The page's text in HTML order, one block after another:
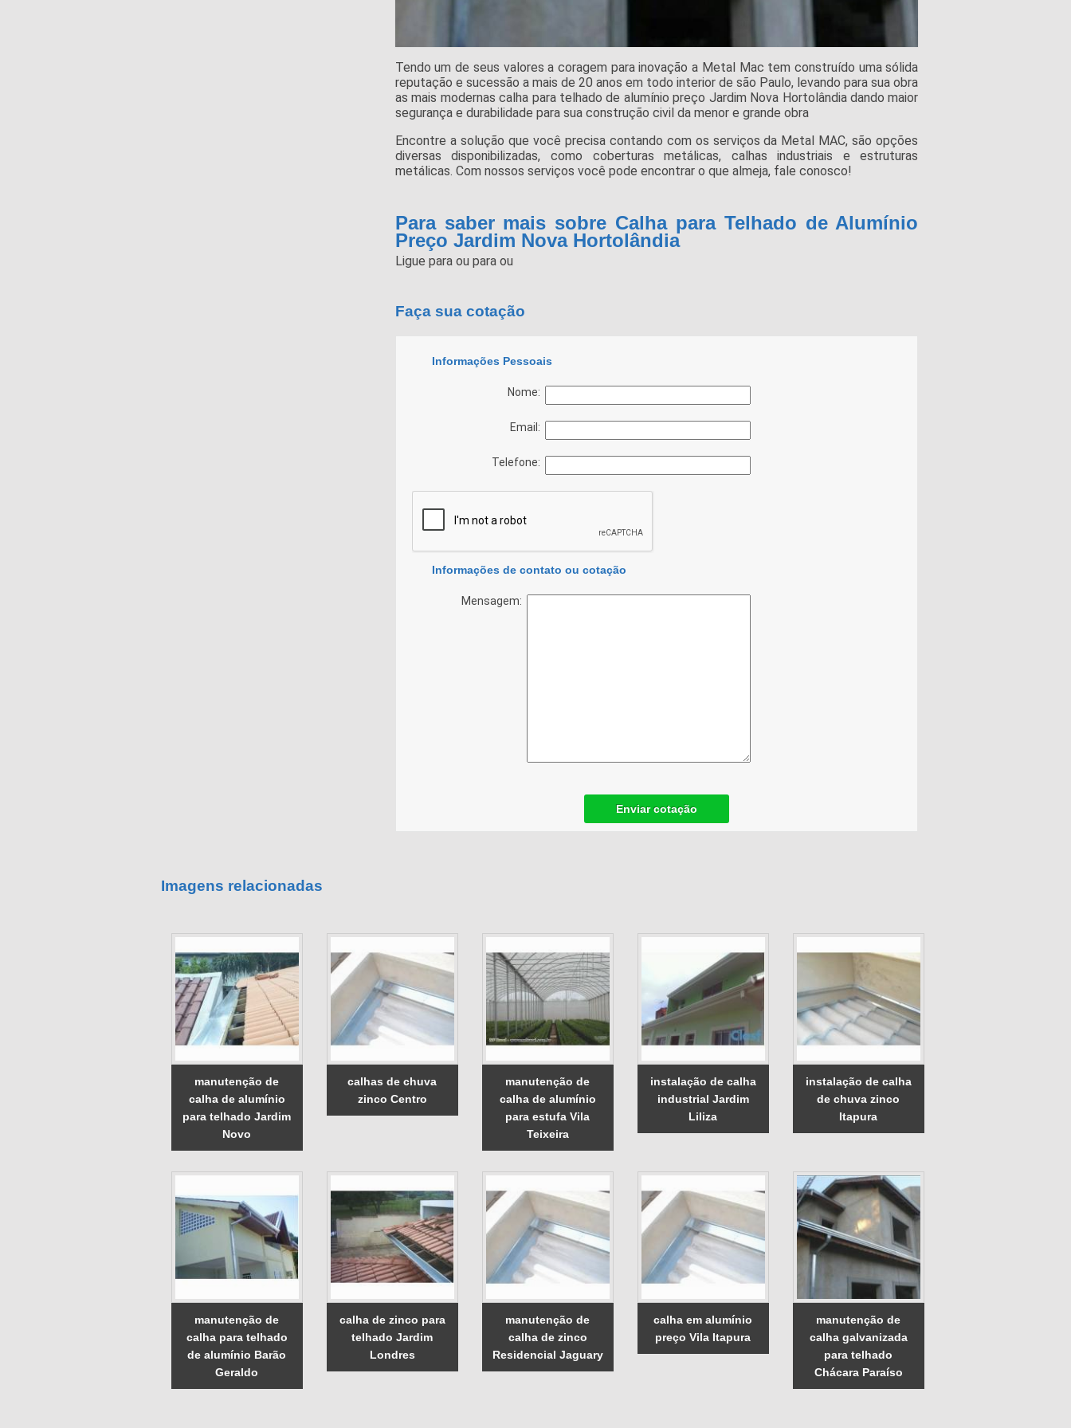
Tendo um de seus valores a coragem para inovação a Metal Mac tem construído uma sólida
reputação e sucessão a mais de 20 anos em todo interior de são Paulo, levando para sua obra
as mais modernas calha para telhado de alumínio preço Jardim Nova Hortolândia dando maior
segurança e durabilidade para sua construção civil da menor e grande obra
Encontre a solução que você precisa contando com os serviços da Metal MAC, são opções
diversas disponibilizadas, como coberturas metálicas, calhas industriais e estruturas
metálicas. Com nossos serviços você pode encontrar o que almeja, fale conosco!
Para saber mais sobre Calha para Telhado de Alumínio
Preço Jardim Nova Hortolândia
Ligue para ou para ou
Faça sua cotação
Informações Pessoais
Nome:
Email:
Telefone:
Informações de contato ou cotação
Mensagem:
Enviar cotação
Imagens relacionadas
manutenção de
calha de alumínio
para telhado Jardim
Novo
calhas de chuva
zinco Centro
manutenção de
calha de alumínio
para estufa Vila
Teixeira
instalação de calha
industrial Jardim
Liliza
instalação de calha
de chuva zinco
Itapura
manutenção de
calha para telhado
de alumínio Barão
Geraldo
calha de zinco para
telhado Jardim
Londres
manutenção de
calha de zinco
Residencial Jaguary
calha em alumínio
preço Vila Itapura
manutenção de
calha galvanizada
para telhado
Chácara Paraíso